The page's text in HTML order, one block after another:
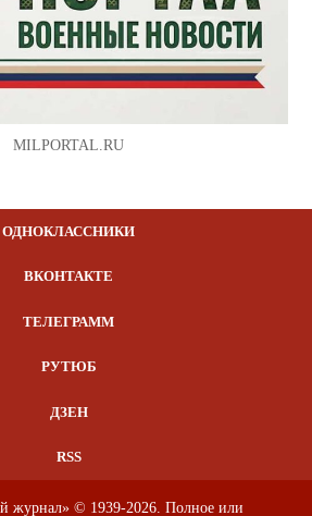
MILPORTAL.RU
ОДНОКЛАССНИКИ
ВКОНТАКТЕ
ТЕЛЕГРАММ
РУТЮБ
ДЗЕН
RSS
журнал» © 1939-2026. Полное или